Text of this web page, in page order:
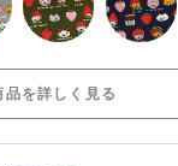
品を詳しく見る